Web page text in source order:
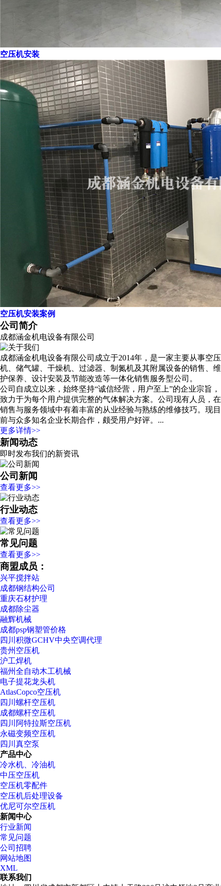
空压机安装
空压机安装案例
公司简介
成都涵金机电设备有限公司
成都涵金机电设备有限公司成立于2014年，是一家主要从事空压
机、储气罐、干燥机、过滤器、制氮机及其附属设备的销售、维
护保养、设计安装及节能改造等一体化销售服务型公司。
公司自成立以来，始终坚持“诚信经营，用户至上”的企业宗旨，
致力于为每个用户提供完整的气体解决方案。公司现有人员，在
销售与服务领域中有着丰富的从业经验与熟练的维修技巧。现目
前与众多知名企业长期合作，颇受用户好评。...
更多详情>>
新闻动态
即时发布我们的新资讯
公司新闻
查看更多>>
行业动态
查看更多>>
常见问题
查看更多>>
商盟成员：
兴平搅拌站
成都钢结构公司
重庆石材护理
成都除尘器
融辉机械
成都psp钢塑管价格
四川积微GCHV中央空调代理
贵州空压机
沪工焊机
福州全自动木工机械
电子提花龙头机
AtlasCopco空压机
四川螺杆空压机
成都螺杆空压机
四川阿特拉斯空压机
永磁变频空压机
四川真空泵
产品中心
冷水机、冷油机
中压空压机
空压机零配件
空压机后处理设备
优尼可尔空压机
新闻中心
行业新闻
常见问题
公司招聘
网站地图
XML
联系我们